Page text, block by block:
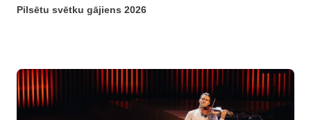
Pilsētu svētku gājiens 2026